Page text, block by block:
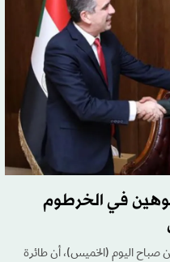
في الخرطوم
صباح اليوم (الخميس)، أن طائرة